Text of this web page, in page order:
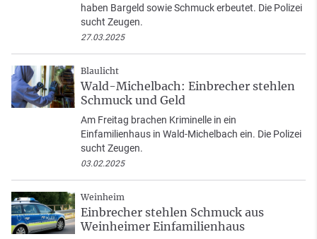
haben Bargeld sowie Schmuck erbeutet. Die Polizei
sucht Zeugen.
27.03.2025
Blaulicht
Wald-Michelbach: Einbrecher stehlen
Schmuck und Geld
Am Freitag brachen Kriminelle in ein
Einfamilienhaus in Wald-Michelbach ein. Die Polizei
sucht Zeugen.
03.02.2025
Weinheim
Einbrecher stehlen Schmuck aus
Weinheimer Einfamilienhaus